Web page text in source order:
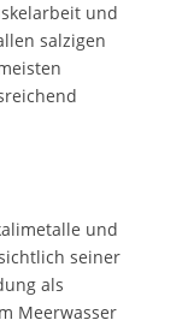
und
salzigen
und
seiner
als
Meerwasser